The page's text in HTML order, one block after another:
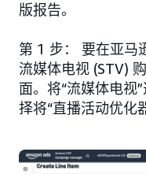
版报告。
第 1 步： 要在亚马
流媒体电视 (STV)
面。将“流媒体电视
择将“直播活动优化